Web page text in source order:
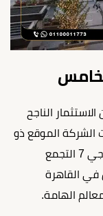
الناجح
الشركة الموقع ذو
الكثافة والحيوية، وذلك من أجل إقامة مول جي 7 التجمع
في القاهرة
الهامة.